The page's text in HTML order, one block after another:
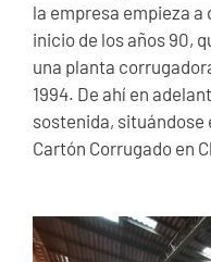
la empresa empieza a
inicio de los años 90,
una planta
1994. De ahí en
sostenida, situándose
Cartón Corrugado en